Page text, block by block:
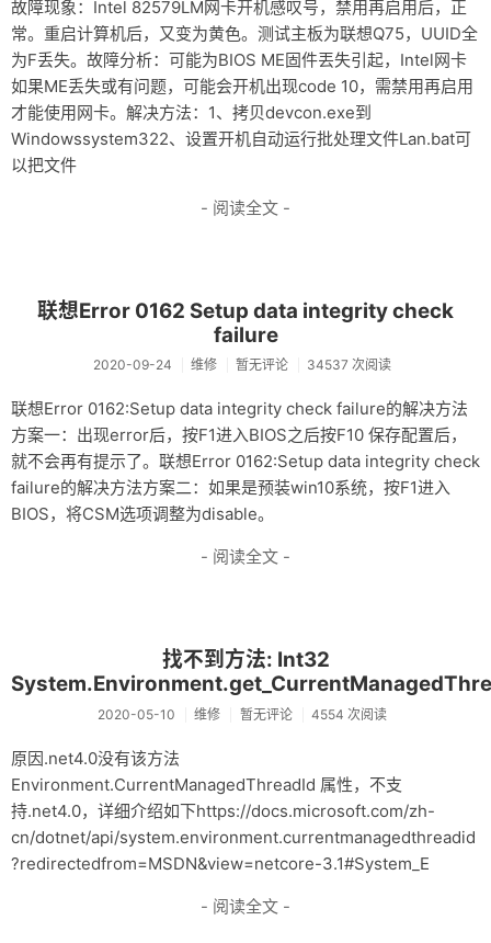
故障现象：Intel 82579LM网卡开机感叹号，禁用再启用后，正
常。重启计算机后，又变为黄色。测试主板为联想Q75，UUID全
为F丢失。故障分析：可能为BIOS ME固件丟失引起，Intel网卡
如果ME丢失或有问题，可能会开机出现code 10，需禁用再启用
才能使用网卡。解决方法：1、拷贝devcon.exe到
Windowssystem322、设置开机自动运行批处理文件Lan.bat可
以把文件
- 阅读全文 -
联想Error 0162 Setup data integrity check
failure
2020-09-24 维修 暂无评论 34537 次阅读
联想Error 0162:Setup data integrity check failure的解决方法
方案一：出现error后，按F1进入BIOS之后按F10 保存配置后，
就不会再有提示了。联想Error 0162:Setup data integrity check
failure的解决方法方案二：如果是预装win10系统，按F1进入
BIOS，将CSM选项调整为disable。
- 阅读全文 -
找不到方法: Int32
2020-05-10 维修 暂无评论 4554 次阅读
原因.net4.0没有该方法
Environment.CurrentManagedThreadId 属性，不支
持.net4.0，详细介绍如下https://docs.microsoft.com/zh-
cn/dotnet/api/system.environment.currentmanagedthreadid
?redirectedfrom=MSDN&view=netcore-3.1#System_E
- 阅读全文 -